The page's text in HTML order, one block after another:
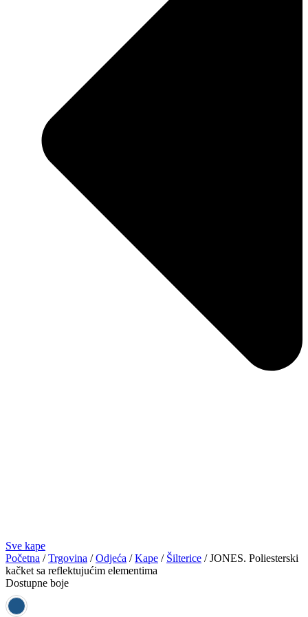
Sve kape
Početna /Trgovina /Odjeća /Kape / Šilterice / JONES. Poliesterski
kačket sa reflektujućim elementima
Dostupne boje